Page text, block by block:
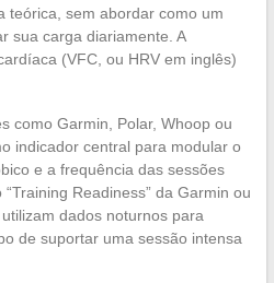
teórica, sem abordar como um
sua carga diariamente. A
(VFC, ou HRV em inglês)
como Garmin, Polar, Whoop ou
indicador central para modular o
e a frequência das sessões
Readiness” da Garmin ou
dados noturnos para
de suportar uma sessão intensa